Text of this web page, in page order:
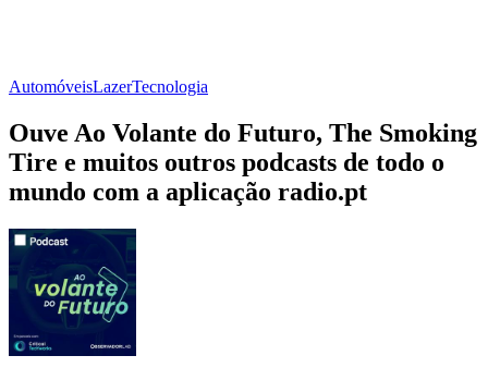
AutomóveisLazerTecnologia
Ouve Ao Volante do Futuro, The Smoking
Tire e muitos outros podcasts de todo o
mundo com a aplicação radio.pt